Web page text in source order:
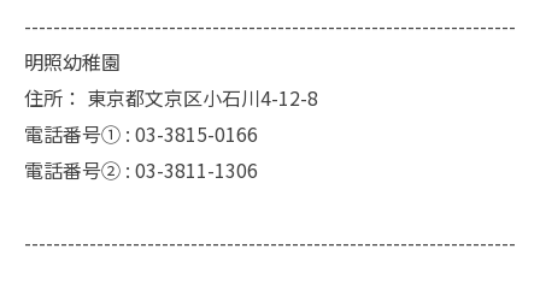
--------------------------------------------------------------------
明照幼稚園
住所： 東京都文京区小石川4-12-8
電話番号① : 03-3815-0166
電話番号② : 03-3811-1306
--------------------------------------------------------------------